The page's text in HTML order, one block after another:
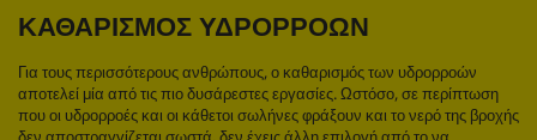
ΚΑΘΑΡΙΣΜΟΣ ΥΔΡΟΡΡΟΩΝ
Για τους περισσότερους ανθρώπους, ο καθαρισμός των υδρορροών
αποτελεί μία από τις πιο δυσάρεστες εργασίες. Ωστόσο, σε περίπτωση
που οι υδρορροές και οι κάθετοι σωλήνες φράξουν και το νερό της βροχής